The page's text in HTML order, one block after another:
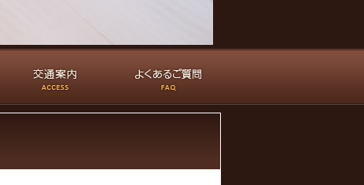
交通案内 よくあるご質問